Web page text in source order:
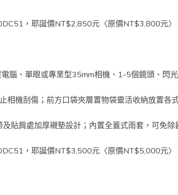
，耶誕價NT$2,850元〈原價NT$3,800元〉
腦、單眼或專業型35mm相機、1-5個鏡頭、閃
相機刮傷；前方口袋夾層置物袋靈活收納放置各
貼肩處加厚襯墊設計；內置全蓋式雨套，可免
，耶誕價NT$3,500元〈原價NT$5,000元〉